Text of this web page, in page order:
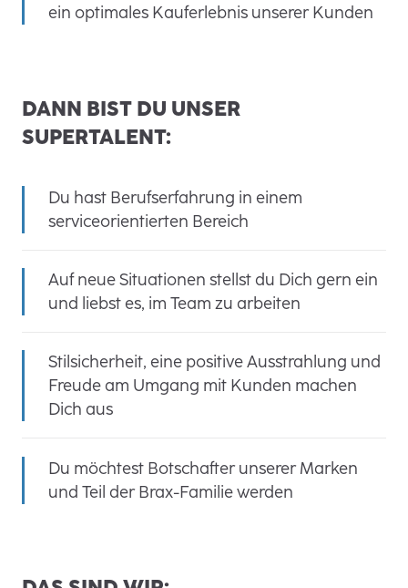
ein optimales Kauferlebnis unserer Kunden
DANN BIST DU UNSER
SUPERTALENT:
Du hast Berufserfahrung in einem
serviceorientierten Bereich
Auf neue Situationen stellst du Dich gern ein
und liebst es, im Team zu arbeiten
Stilsicherheit, eine positive Ausstrahlung und
Freude am Umgang mit Kunden machen
Dich aus
Du möchtest Botschafter unserer Marken
und Teil der Brax-Familie werden